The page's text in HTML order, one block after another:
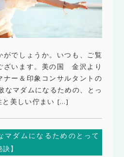
がでしょうか。いつも、ご覧
ざいます。美の国 金沢より
ナー＆印象コンサルタントの
なマダムになるための、とっ
と美しい佇まい […]
マダムになるためのとって
】